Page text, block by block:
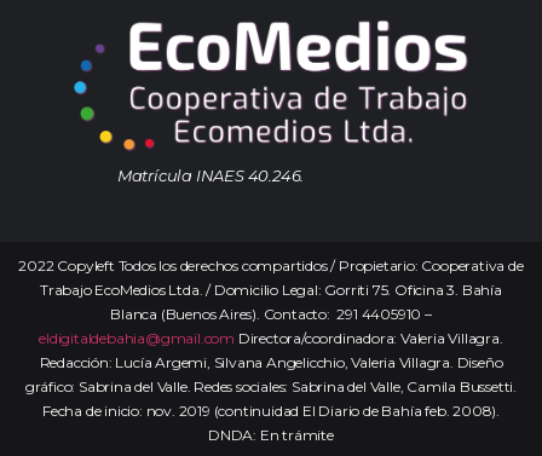
Matrícula INAES 40.246.
2022 Copyleft Todos los derechos compartidos / Propietario: Cooperativa de
Trabajo EcoMedios Ltda. / Domicilio Legal: Gorriti 75. Oficina 3. Bahía
Blanca (Buenos Aires). Contacto: 291 4405910 –
eldigitaldebahia@gmail.com Directora/coordinadora: Valeria Villagra.
Redacción: Lucía Argemi, Silvana Angelicchio, Valeria Villagra. Diseño
gráfico: Sabrina del Valle. Redes sociales: Sabrina del Valle, Camila Bussetti.
Fecha de inicio: nov. 2019 (continuidad El Diario de Bahía feb. 2008).
DNDA: En trámite